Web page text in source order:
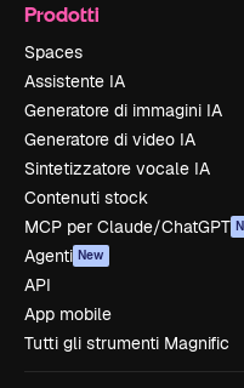
Prodotti
Spaces
Assistente IA
Generatore di immagini IA
Generatore di video IA
Sintetizzatore vocale IA
Contenuti stock
MCP per Claude/ChatGPT
Agenti New
API
App mobile
Tutti gli strumenti Magnific